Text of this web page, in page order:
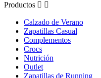
Productos  
Calzado de Verano
Zapatillas Casual
Complementos
Crocs
Nutrición
Outlet
Zapatillas de Running